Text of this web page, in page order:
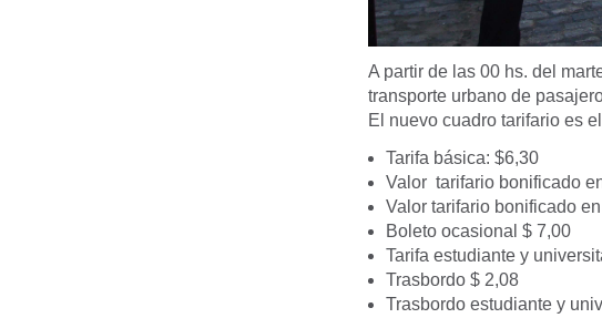
A partir de las 00 hs. del
transporte urbano de
El nuevo cuadro tarifario es
Tarifa básica: $6,30
Valor tarifario bonificado
Valor tarifario bonificado
Boleto ocasional $ 7,00
Tarifa estudiante y
Trasbordo $ 2,08
Trasbordo estudiante y